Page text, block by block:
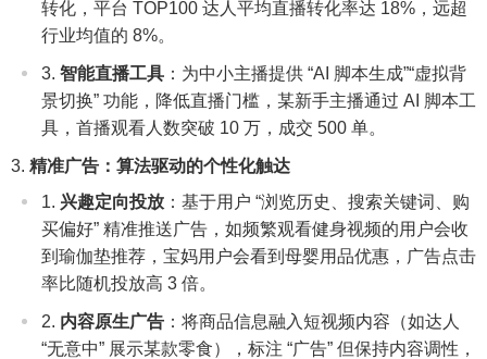
转化，平台 TOP100 达人平均直播转化率达 18%，远超
行业均值的 8%。
智能直播工具 ：为中小主播提供 “AI 脚本生成”“虚拟背
景切换” 功能，降低直播门槛，某新手主播通过 AI 脚本工
具，首播观看人数突破 10 万，成交 500 单。
精准广告：算法驱动的个性化触达
兴趣定向投放 ：基于用户 “浏览历史、搜索关键词、购
买偏好” 精准推送广告，如频繁观看健身视频的用户会收
到瑜伽垫推荐，宝妈用户会看到母婴用品优惠，广告点击
率比随机投放高 3 倍。
内容原生广告 ：将商品信息融入短视频内容（如达人
“无意中” 展示某款零食），标注 “广告” 但保持内容调性，